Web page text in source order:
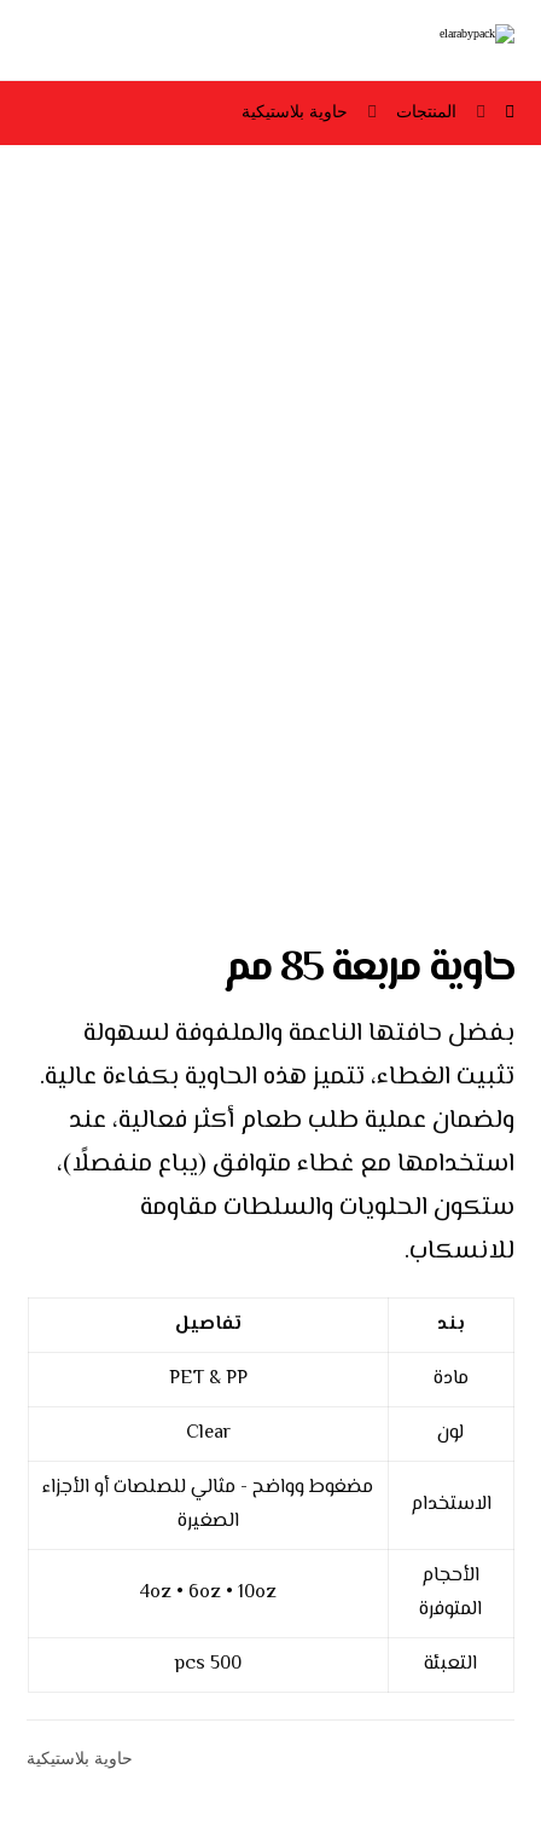
المنتجات حاوية بلاستيكية
حاوية مربعة 85 مم
بفضل حافتها الناعمة والملفوفة لسهولة
تثبيت الغطاء، تتميز هذه الحاوية بكفاءة عالية.
ولضمان عملية طلب طعام أكثر فعالية، عند
استخدامها مع غطاء متوافق (يباع منفصلًا)،
ستكون الحلويات والسلطات مقاومة
للانسكاب.
بند
تفاصيل
مادة
PET & PP
لون
Clear
الاستخدام
مضغوط وواضح - مثالي للصلصات أو الأجزاء
الصغيرة
الأحجام
المتوفرة
4oz • 6oz • 10oz
التعبئة 500 pcs
حاوية بلاستيكية